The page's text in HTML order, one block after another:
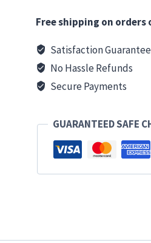
Free shipping on orders
Satisfaction
No Hassle Refunds
Secure Payments
GUARANTEED SAFE